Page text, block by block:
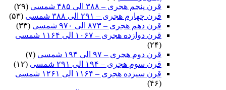
قرن پنجم هجری – ۳۸۸ الی ۴۸۵ شمسی
(۲۹)
قرن چهارم هجری – ۲۹۱ الی ۳۸۸ شمسی
(۵۳)
قرن دهم هجری – ۸۷۳ الی ۹۷۰ شمسی
(۳۳)
قرن دوازده هجری – ۱۰۶۷ الی ۱۱۶۴ شمسی
(۲۴)
قرن دوم هجری – ۹۷ الی ۱۹۴ شمسی
(۷)
قرن سوم هجری – ۱۹۴ الی ۲۹۱ شمسی
(۱۲)
قرن سیزده هجری – ۱۱۶۴ الی ۱۲۶۱ شمسی
(۴۶)